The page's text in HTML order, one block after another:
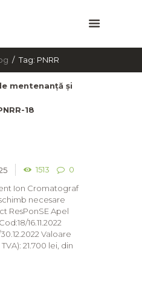
Tag: PNRR
mentenanță și
18
1513
0
Ion Cromatograf
necesare
ResPonSE Apel
16.11.2022
Valoare
21.700 lei, din